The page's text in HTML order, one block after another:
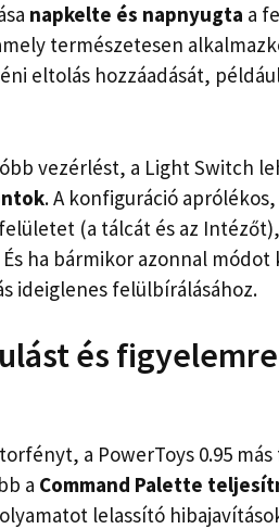
napkelte és napnyugta a
természetesen
eltolás hozzáadását,
vezérlést, a Light Switch
. A konfiguráció
(a tálcát és az
ha bármikor azonnal módot
ideiglenes felülbírálásához.
és
a PowerToys 0.95
a Command Palette
lelassító